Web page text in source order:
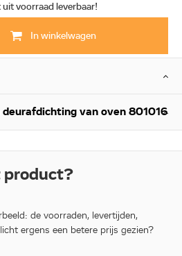
uit voorraad leverbaar!
In winkelwagen
van oven 801016
product?
de voorraden, levertijden,
ergens een betere prijs gezien?